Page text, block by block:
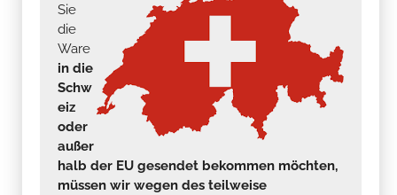
Sie
die
Ware
in die
Schw
eiz
oder
außer
halb der EU gesendet bekommen möchten,
müssen wir wegen des teilweise